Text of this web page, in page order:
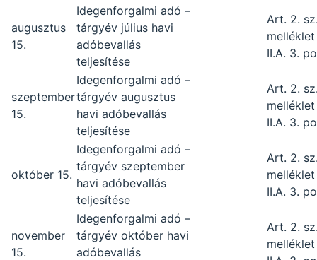
augusztus
15.
Idegenforgalmi adó –
tárgyév július havi
adóbevallás
teljesítése
Art. 2.
melléklet
II.A. 3.
szeptember
15.
Idegenforgalmi adó –
tárgyév augusztus
havi adóbevallás
teljesítése
Art. 2.
melléklet
II.A. 3.
október 15.
Idegenforgalmi adó –
tárgyév szeptember
havi adóbevallás
teljesítése
Art. 2.
melléklet
II.A. 3.
november
15.
Idegenforgalmi adó –
tárgyév október havi
adóbevallás
Art. 2.
melléklet